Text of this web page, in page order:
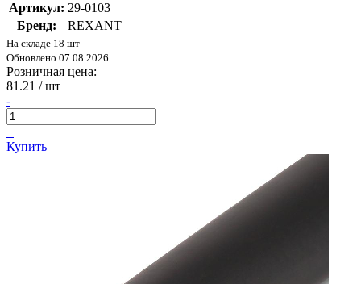
Артикул: 29-0103
Бренд:
REXANT
На складе 18 шт
Обновлено 07.08.2026
Розничная цена:
81.21 / шт
-
+
Купить